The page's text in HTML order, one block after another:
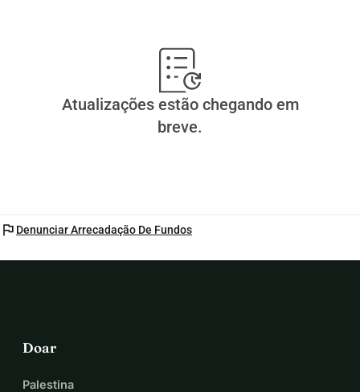
Atualizações estão chegando em
breve.
flag Denunciar Arrecadação De Fundos
Doar
Palestina